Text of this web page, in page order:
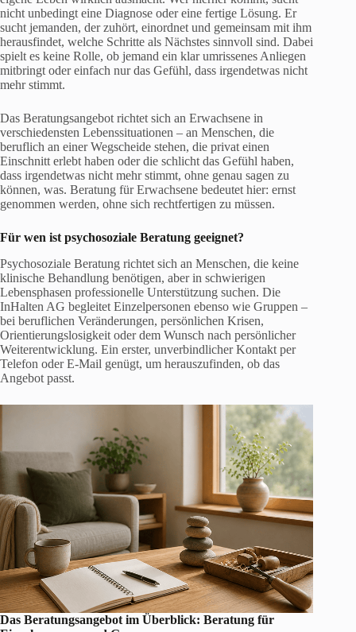
nicht unbedingt eine Diagnose oder eine fertige Lösung. Er
sucht jemanden, der zuhört, einordnet und gemeinsam mit ihm
herausfindet, welche Schritte als Nächstes sinnvoll sind. Dabei
spielt es keine Rolle, ob jemand ein klar umrissenes Anliegen
mitbringt oder einfach nur das Gefühl, dass irgendetwas nicht
mehr stimmt.
Das Beratungsangebot richtet sich an Erwachsene in
verschiedensten Lebenssituationen – an Menschen, die
beruflich an einer Wegscheide stehen, die privat einen
Einschnitt erlebt haben oder die schlicht das Gefühl haben,
dass irgendetwas nicht mehr stimmt, ohne genau sagen zu
können, was. Beratung für Erwachsene bedeutet hier: ernst
genommen werden, ohne sich rechtfertigen zu müssen.
Für wen ist psychosoziale Beratung geeignet?
Psychosoziale Beratung richtet sich an Menschen, die keine
klinische Behandlung benötigen, aber in schwierigen
Lebensphasen professionelle Unterstützung suchen. Die
InHalten AG begleitet Einzelpersonen ebenso wie Gruppen –
bei beruflichen Veränderungen, persönlichen Krisen,
Orientierungslosigkeit oder dem Wunsch nach persönlicher
Weiterentwicklung. Ein erster, unverbindlicher Kontakt per
Telefon oder E-Mail genügt, um herauszufinden, ob das
Angebot passt.
Das Beratungsangebot im Überblick: Beratung für